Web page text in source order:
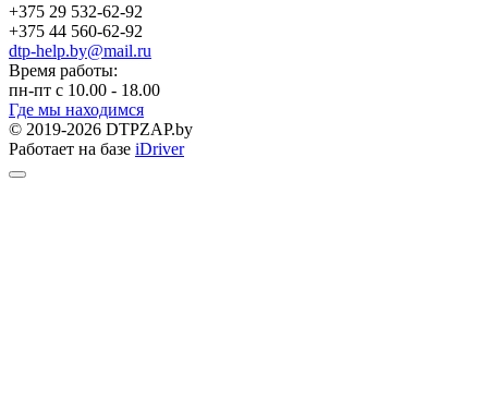
+375 29 532-62-92
+375 44 560-62-92
dtp-help.by@mail.ru
Время работы:
пн-пт с 10.00 - 18.00
Где мы находимся
© 2019-2026 DTPZAP.by
Работает на базе iDriver